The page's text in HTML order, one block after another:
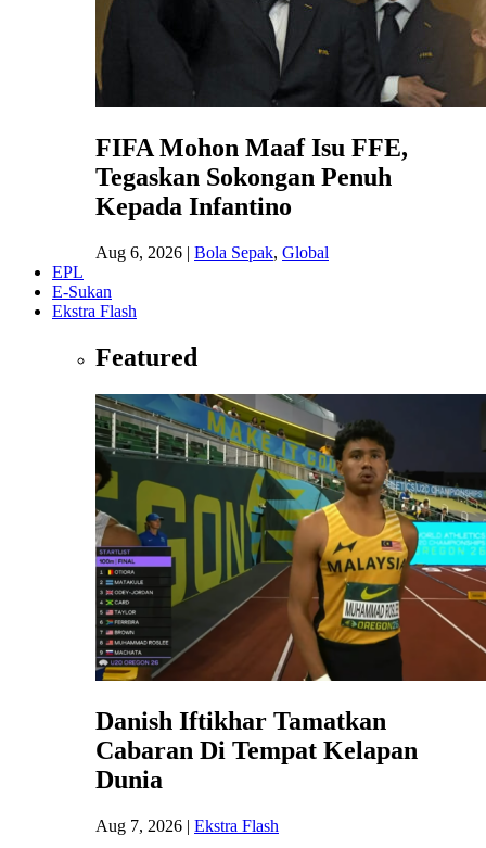
FIFA Mohon Maaf Isu FFE,
Tegaskan Sokongan Penuh
Kepada Infantino
Aug 6, 2026 | Bola Sepak, Global
EPL
E-Sukan
Ekstra Flash
Featured
Danish Iftikhar Tamatkan
Cabaran Di Tempat Kelapan
Dunia
Aug 7, 2026 | Ekstra Flash